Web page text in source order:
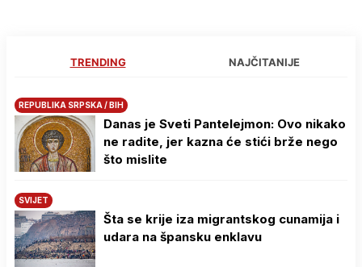
TRENDING NAJČITANIJE
REPUBLIKA SRPSKA / BIH
Danas je Sveti Pantelejmon: Ovo nikako
ne radite, jer kazna će stići brže nego
što mislite
SVIJET
Šta se krije iza migrantskog cunamija i
udara na špansku enklavu